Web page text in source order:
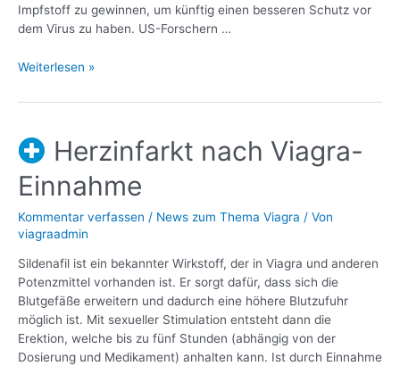
Impfstoff zu gewinnen, um künftig einen besseren Schutz vor
dem Virus zu haben. US-Forschern …
Weiterlesen »
Herzinfarkt nach Viagra-
Einnahme
Kommentar verfassen / News zum Thema Viagra / Von
viagraadmin
Sildenafil ist ein bekannter Wirkstoff, der in Viagra und anderen
Potenzmittel vorhanden ist. Er sorgt dafür, dass sich die
Blutgefäße erweitern und dadurch eine höhere Blutzufuhr
möglich ist. Mit sexueller Stimulation entsteht dann die
Erektion, welche bis zu fünf Stunden (abhängig von der
Dosierung und Medikament) anhalten kann. Ist durch Einnahme